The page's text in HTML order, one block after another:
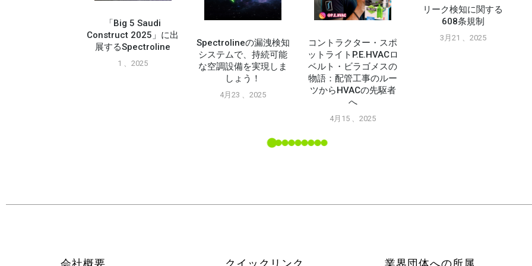
「Big 5 Saudi
Construct 2025」に出
展するSpectroline
1 、2025
Spectrolineの漏洩検知
システムで、持続可能
な空調設備を実現しま
しょう！
4月23 、2025
コントラクター・スポ
ットライトP.E.HVACロ
ベルト・ビラゴメスの
物語：配管工事のルー
ツからHVACの先駆者
へ
4月15 、2025
リーク検知に関する
608条規制
3月21 、2025